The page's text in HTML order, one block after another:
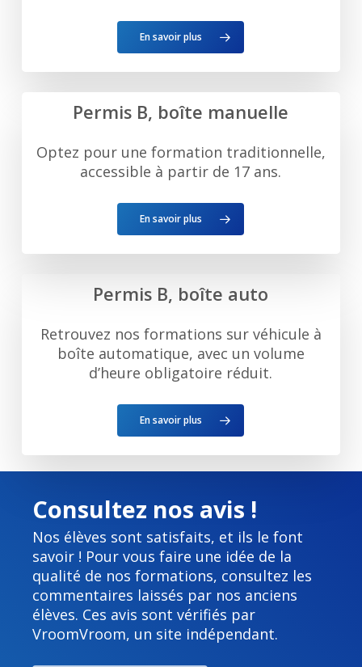
En savoir plus
Permis B, boîte manuelle
Optez pour une formation traditionnelle,
accessible à partir de 17 ans.
En savoir plus
Permis B, boîte auto
Retrouvez nos formations sur véhicule à
boîte automatique, avec un volume
d’heure obligatoire réduit.
En savoir plus
Consultez nos avis !
Nos élèves sont satisfaits, et ils le font
savoir ! Pour vous faire une idée de la
qualité de nos formations, consultez les
commentaires laissés par nos anciens
élèves. Ces avis sont vérifiés par
VroomVroom, un site indépendant.